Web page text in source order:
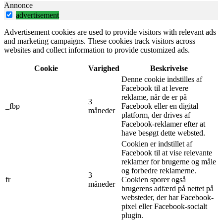
Annonce
advertisement
Advertisement cookies are used to provide visitors with relevant ads
and marketing campaigns. These cookies track visitors across
websites and collect information to provide customized ads.
Cookie Varighed Beskrivelse
_fbp
3
måneder
Denne cookie indstilles af
Facebook til at levere
reklame, når de er på
Facebook eller en digital
platform, der drives af
Facebook-reklamer efter at
have besøgt dette websted.
fr
3
måneder
Cookien er indstillet af
Facebook til at vise relevante
reklamer for brugerne og måle
og forbedre reklamerne.
Cookien sporer også
brugerens adfærd på nettet på
websteder, der har Facebook-
pixel eller Facebook-socialt
plugin.